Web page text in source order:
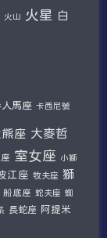
火山 火星 白
人馬座 卡西尼號
座 大麥哲
室女座 小獅
江座 牧夫座
獅
船底座 蛇夫座 蜘
長蛇座
阿提米